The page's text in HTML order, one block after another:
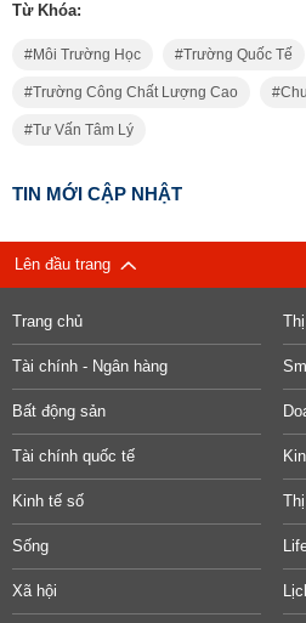
Từ Khóa:
Môi Trường Học Trường Quốc Tế
Trường Công Chất Lượng Cao
Tư Vấn Tâm Lý
TIN MỚI CẬP NHẬT
Lên đầu trang
Trang chủ
Tài chính - Ngân hàng
Bất động sản
Tài chính quốc tế
Kinh tế số
Sống
Xã hội